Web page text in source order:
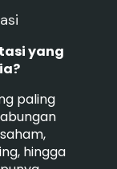
yang
paling
hingga